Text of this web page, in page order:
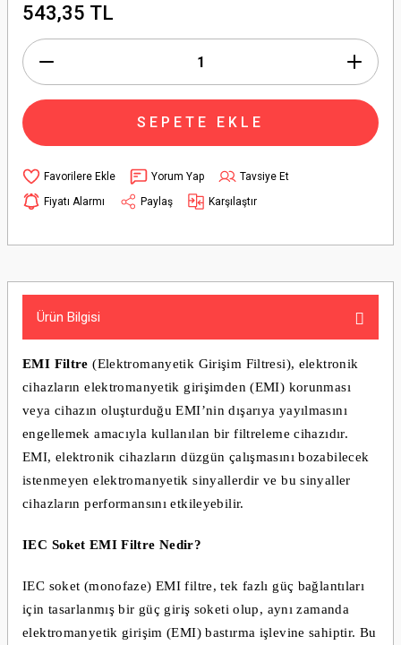
543,35 TL
SEPETE EKLE
Yorum Yap
Tavsiye Et
Fiyatı Alarmı
Paylaş Karşılaştır
Ürün Bilgisi
EMI Filtre (Elektromanyetik Girişim Filtresi), elektronik
cihazların elektromanyetik girişimden (EMI) korunması
veya cihazın oluşturduğu EMI’nin dışarıya yayılmasını
engellemek amacıyla kullanılan bir filtreleme cihazıdır.
EMI, elektronik cihazların düzgün çalışmasını bozabilecek
istenmeyen elektromanyetik sinyallerdir ve bu sinyaller
cihazların performansını etkileyebilir.
IEC Soket EMI Filtre Nedir?
IEC soket (monofaze) EMI filtre, tek fazlı güç bağlantıları
için tasarlanmış bir güç giriş soketi olup, aynı zamanda
elektromanyetik girişim (EMI) bastırma işlevine sahiptir. Bu